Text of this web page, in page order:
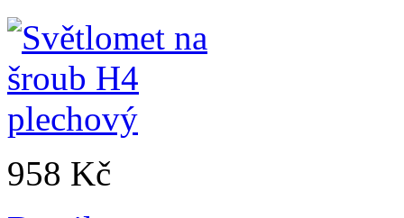
958 Kč